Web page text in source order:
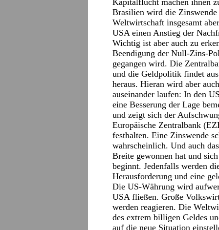
Kapitalflucht machen ihnen
Brasilien wird die Zinswende
Weltwirtschaft insgesamt
USA einen Anstieg der
Wichtig ist aber auch zu
Beendigung der Null-Zins-
gegangen wird. Die
und die Geldpolitik findet
heraus. Hieran wird aber
auseinander laufen: In den
eine Besserung der Lage
und zeigt sich der
Europäische Zentralbank
festhalten. Eine Zinswende
wahrscheinlich. Und auch
Breite gewonnen hat und
beginnt. Jedenfalls werden
Herausforderung und eine
Die US-Währung wird
USA fließen. Große
werden reagieren. Die
des extrem billigen Geldes
auf die neue Situation